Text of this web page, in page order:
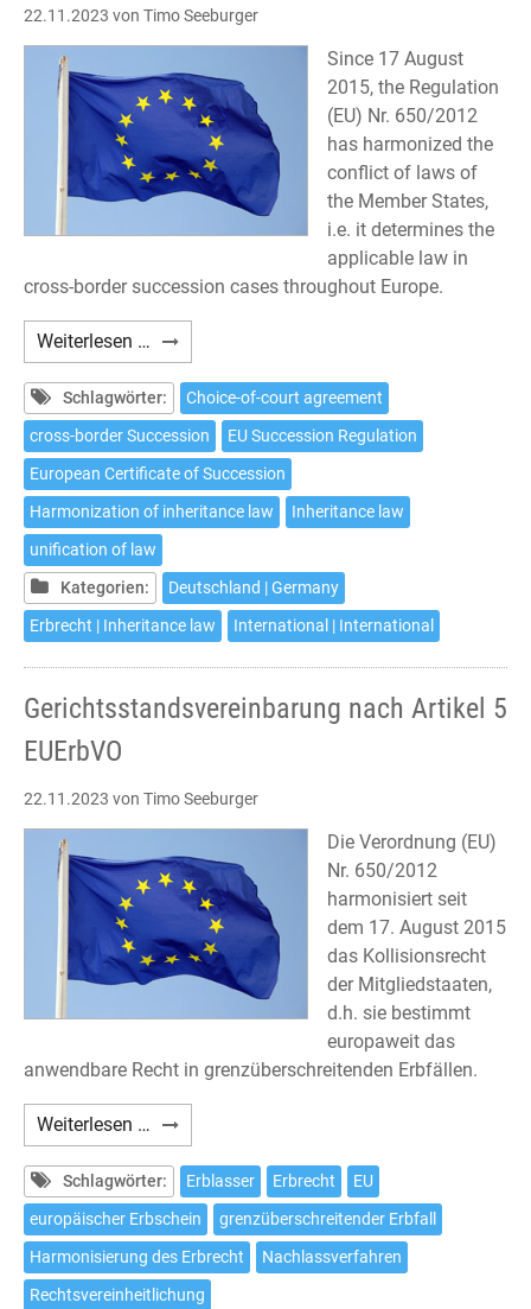
22.11.2023 von Timo Seeburger
Since 17 August
2015, the Regulation
(EU) Nr. 650/2012
has harmonized the
conflict of laws of
the Member States,
i.e. it determines the
applicable law in
cross-border succession cases throughout Europe.
Weiterlesen … Choice
of
court
agreement
pursuant
to
Article
5
EU
Succession
Regulation
Schlagwörter:
Choice-of-court agreement
cross-border Succession
EU Succession Regulation
European Certificate of Succession
Harmonization of inheritance law
Inheritance law
unification of law
Kategorien:
Deutschland | Germany
Erbrecht | Inheritance law
International | International
Gerichtsstandsvereinbarung nach Artikel 5
EUErbVO
22.11.2023 von Timo Seeburger
Die Verordnung (EU)
Nr. 650/2012
harmonisiert seit
dem 17. August 2015
das Kollisionsrecht
der Mitgliedstaaten,
d.h. sie bestimmt
europaweit das
anwendbare Recht in grenzüberschreitenden Erbfällen.
Weiterlesen … Gerichtsstandsvereinbarung
nach
Artikel
5
EUErbVO
Schlagwörter: Erblasser Erbrecht
EU
europäischer Erbschein
grenzüberschreitender Erbfall
Harmonisierung des Erbrecht
Nachlassverfahren
Rechtsvereinheitlichung